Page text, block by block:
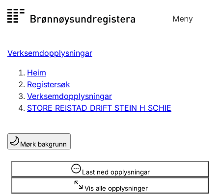
til
Meny
Registersøk
Aksjeselskap
Enkeltpersonføretak
Registrere, endre, slette
Lag og foreining
Registrere, endre, slette
Verksemdopplysningar
Heim
Registersøk
Verksemdopplysningar
STORE REISTAD DRIFT STEIN H SCHIE
Mørk bakgrunn
Last ned opplysningar
Vis alle opplysninger
Opplysninger er skjult